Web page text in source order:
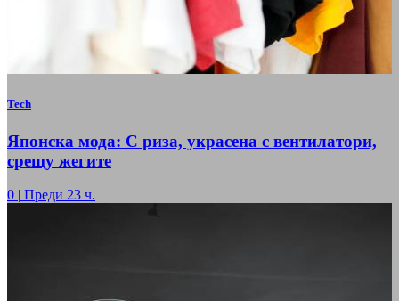
Tech
Японска мода: С риза, украсена с вентилатори,
срещу жегите
0 | Преди 23 ч.